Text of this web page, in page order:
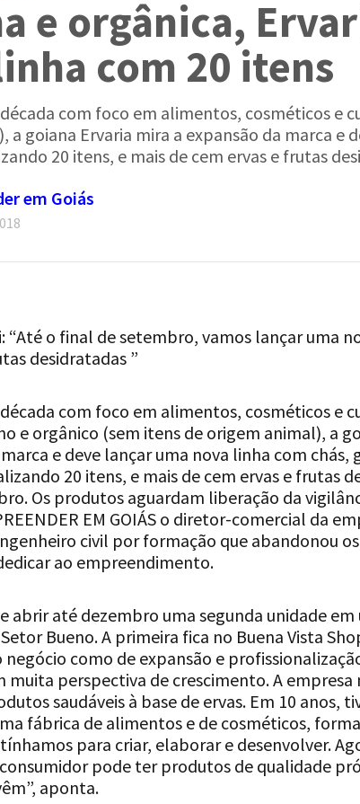
e orgânica,
com 20 itens
com foco em alimentos, cosméticos e
a goiana Ervaria mira a expansão da marca
20 itens, e mais de cem ervas e frutas
em Goiás
“Até o final de setembro, vamos lançar uma
desidratadas ”
com foco em alimentos, cosméticos e
e orgânico (sem itens de origem animal), a
e deve lançar uma nova linha com chás,
20 itens, e mais de cem ervas e frutas
Os produtos aguardam liberação da
EM GOIÁS o diretor-comercial da
civil por formação que abandonou
ao empreendimento.
abrir até dezembro uma segunda unidade
Bueno. A primeira fica no Buena Vista
como de expansão e
muita perspectiva de crescimento. A empresa
saudáveis à base de ervas. Em 10 anos,
fábrica de alimentos e de cosméticos,
para criar, elaborar e desenvolver.
pode ter produtos de qualidade
aponta.